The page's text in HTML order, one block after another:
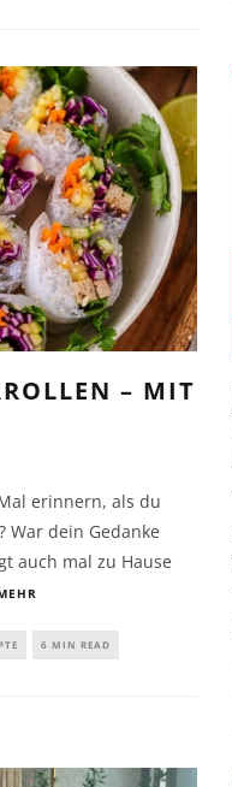
– MIT
erinnern, als du
War dein Gedanke
auch mal zu Hause
6 MIN READ